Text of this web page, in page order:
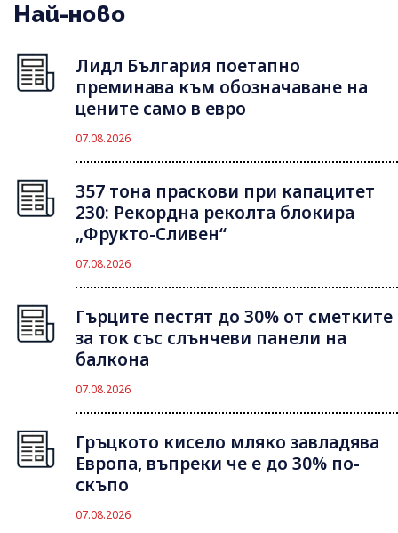
Най-ново
Лидл България поетапно
преминава към обозначаване на
цените само в евро
07.08.2026
357 тона праскови при капацитет
230: Рекордна реколта блокира
„Фрукто-Сливен“
07.08.2026
Гърците пестят до 30% от сметките
за ток със слънчеви панели на
балкона
07.08.2026
Гръцкото кисело мляко завладява
Европа, въпреки че е до 30% по-
скъпо
07.08.2026